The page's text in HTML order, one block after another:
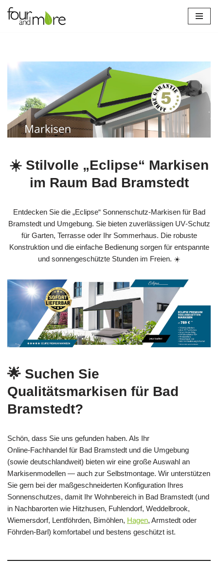
Zum
☀️ Stilvolle „Eclipse“ Markisen
im Raum Bad Bramstedt
Entdecken Sie die „Eclipse“ Sonnenschutz‑Markisen für Bad
Bramstedt und Umgebung. Sie bieten zuverlässigen UV‑Schutz
für Garten, Terrasse oder Ihr Sommerhaus. Die robuste
Konstruktion und die einfache Bedienung sorgen für entspannte
und sonnengeschützte Stunden im Freien. ☀️
🌟 Suchen Sie
Qualitätsmarkisen für Bad
Bramstedt?
Schön, dass Sie uns gefunden haben. Als Ihr
Online‑Fachhandel für Bad Bramstedt und die Umgebung
(sowie deutschlandweit) bieten wir eine große Auswahl an
Markisenmodellen — auch zur Selbstmontage. Wir unterstützen
Sie gern bei der maßgeschneiderten Konfiguration Ihres
Sonnenschutzes, damit Ihr Wohnbereich in Bad Bramstedt (und
in Nachbarorten wie Hitzhusen, Fuhlendorf, Weddelbrook,
Wiemersdorf, Lentföhrden, Bimöhlen, Hagen, Armstedt oder
Föhrden‑Barl) komfortabel und bestens geschützt ist.